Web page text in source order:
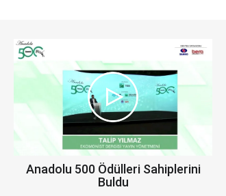
Anadolu 500 Ödülleri Sahiplerini
Buldu